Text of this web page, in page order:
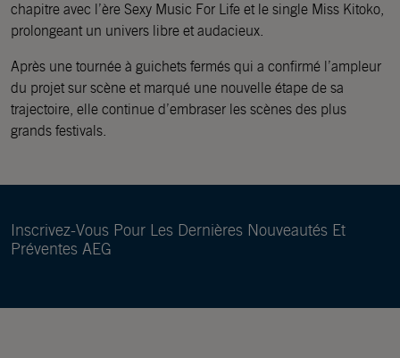
chapitre avec l’ère Sexy Music For Life et le single Miss Kitoko,
prolongeant un univers libre et audacieux.
Après une tournée à guichets fermés qui a confirmé l’ampleur
du projet sur scène et marqué une nouvelle étape de sa
trajectoire, elle continue d’embraser les scènes des plus
grands festivals.
Inscrivez-Vous Pour Les Dernières Nouveautés Et
Préventes AEG